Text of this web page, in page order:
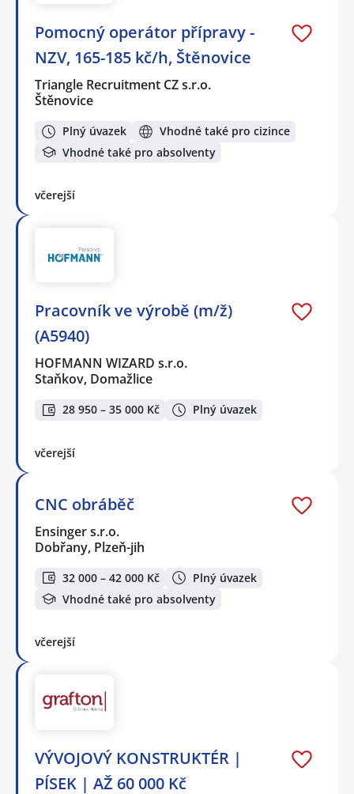
Pomocný operátor přípravy -
NZV, 165-185 kč/h, Štěnovice
Triangle Recruitment CZ s.r.o.
Štěnovice
Plný úvazek
Vhodné také pro cizince
Vhodné také pro absolventy
včerejší
Pracovník ve výrobě (m/ž)
(A5940)
HOFMANN WIZARD s.r.o.
Staňkov, Domažlice
28 950 – 35 000 Kč Plný úvazek
včerejší
CNC obráběč
Ensinger s.r.o.
Dobřany, Plzeň-jih
32 000 – 42 000 Kč
Plný úvazek
Vhodné také pro absolventy
včerejší
VÝVOJOVÝ KONSTRUKTÉR |
PÍSEK | AŽ 60 000 Kč